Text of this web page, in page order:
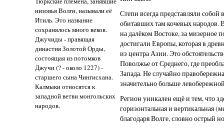
низовья Волги, называли её
Итиль. Это название
сохранялось много веков.
Джучиды - правящая
династия Золотой Орды,
состоящая из потомков
Джучи (? - около 1227) -
старшего сына Чингисхана.
Калмыки относятся к
западной ветви монгольских
народов.
Степи всегда представляли
обитавших там кочевых народов.
на далёком Востоке, за мизерное
достигали Европы, которая в
из центра Азии. Это
Поволжье от Среднего, где
Запада. Не случайно
значительно больше
Регион уникален ещё и тем, что
горизонтальная и вертикальная
благодаря Волге, словно острый